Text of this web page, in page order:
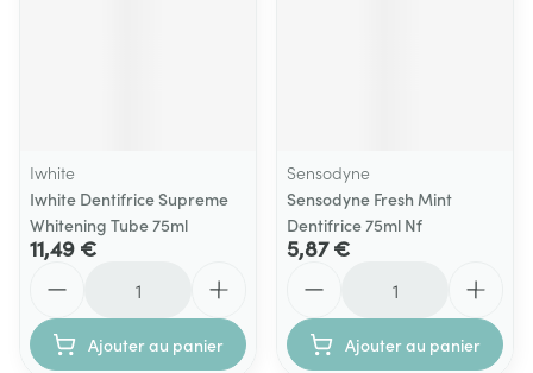
Iwhite
Iwhite Dentifrice Supreme
Whitening Tube 75ml
11,49 €
Ajouter au panier
Sensodyne
Sensodyne Fresh Mint
Dentifrice 75ml Nf
5,87 €
Ajouter au panier